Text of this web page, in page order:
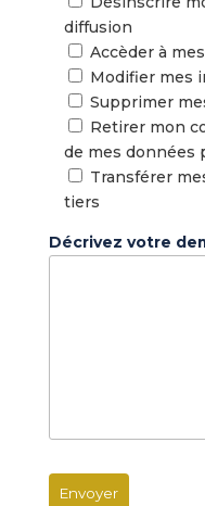
diffusion
Accèder à
Modifier mes
Supprimer
Retirer mon
de mes données
Transférer
tiers
Décrivez votre